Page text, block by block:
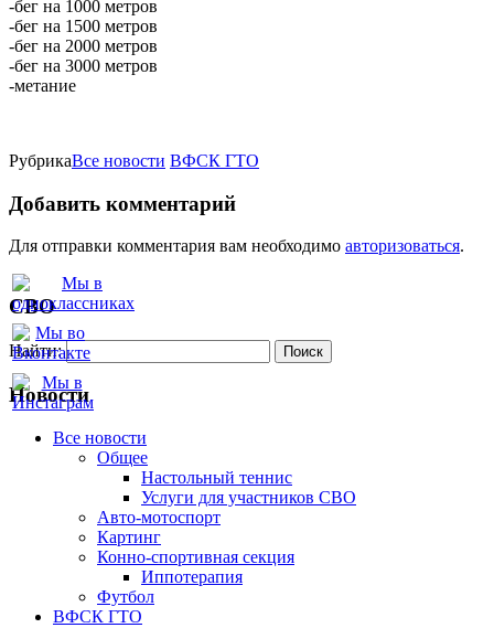
-бег на 1000 метров
-бег на 1500 метров
-бег на 2000 метров
-бег на 3000 метров
-метание
РубрикаВсе новости ВФСК ГТО
Добавить комментарий
Для отправки комментария вам необходимо авторизоваться.
СВО
Найти:
Новости
Все новости
Oбщее
Настольный теннис
Услуги для участников СВО
Авто-мотоспорт
Картинг
Конно-спортивная секция
Иппотерапия
Футбол
ВФСК ГТО